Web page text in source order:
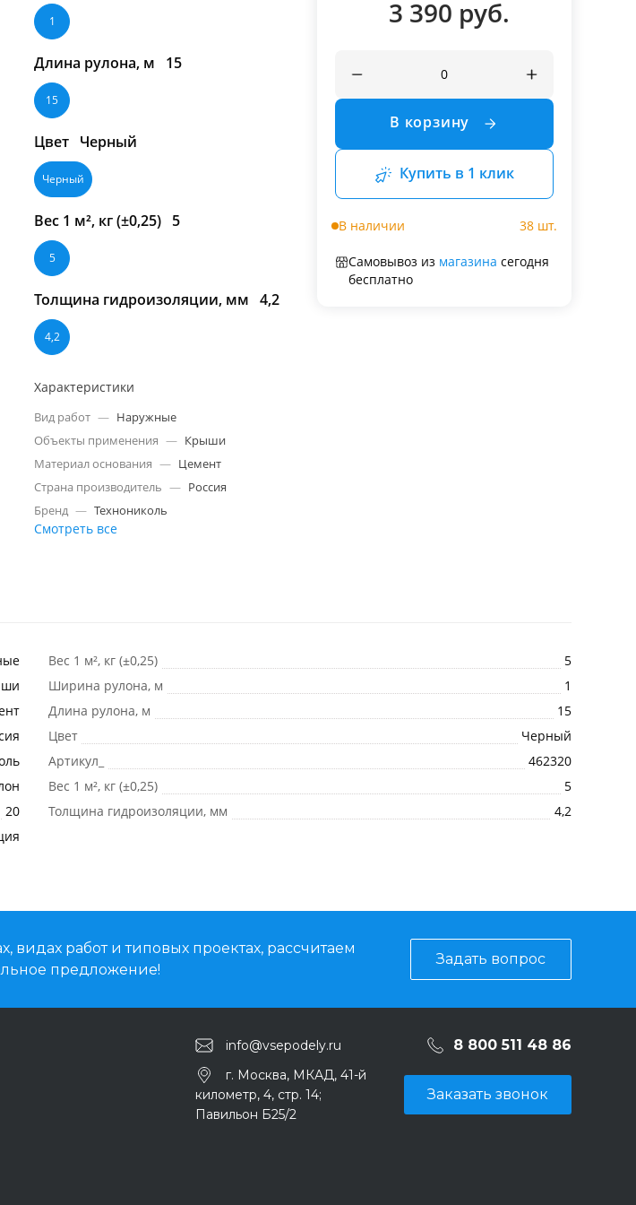
1
Длина рулона, м 15
15
Цвет Черный
Черный
Вес 1 м², кг (±0,25) 5
5
Толщина гидроизоляции, мм 4,2
4,2
Характеристики
Вид работ — Наружные
Объекты применения — Крыши
Материал основания — Цемент
Страна производитель — Россия
Бренд — Технониколь
Смотреть все
3 390 руб.
В корзину
Купить в 1 клик
В наличии 38 шт.
Самовывоз из магазина сегодня
бесплатно
20
Вес 1 м², кг (±0,25)
5
Ширина рулона, м
1
Длина рулона, м
15
Цвет
Черный
Артикул_
462320
Вес 1 м², кг (±0,25)
5
Толщина гидроизоляции, мм
4,2
видах работ и типовых проектах, рассчитаем
предложение!
Задать вопрос
info@vsepodely.ru 8 800 511 48 86
г. Москва, МКАД, 41-й
километр, 4, стр. 14;
Павильон Б25/2
Заказать звонок